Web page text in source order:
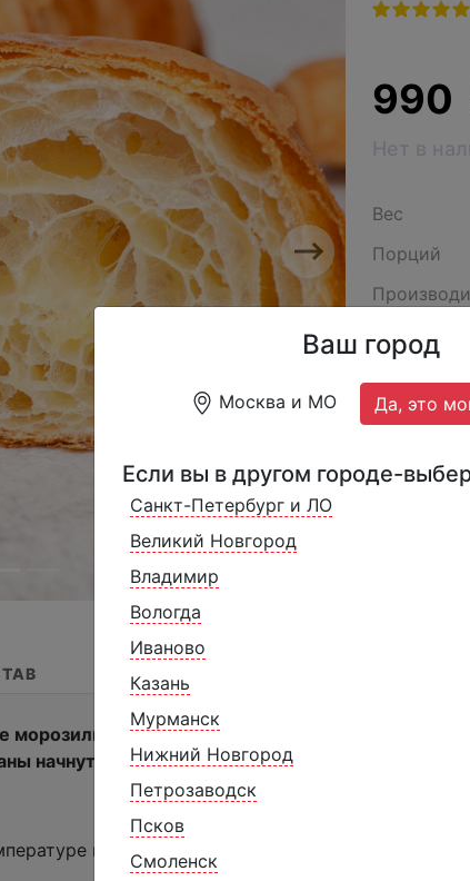
Ваш город
Москва и МО Да, это
Если вы в другом городе-
Санкт-Петербург и ЛО
Великий Новгород
Владимир
Вологда
Иваново
Казань
Мурманск
Нижний Новгород
Петрозаводск
Псков
Смоленск
Next
990
Вес
Порций
Артикул
Ультра
камеры! Проверяйте товар при
начнут размораживаться.
минус 18°С